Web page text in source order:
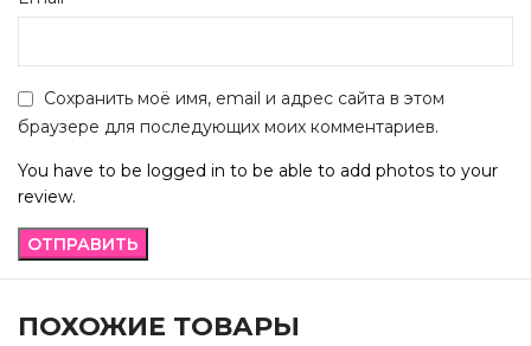
Сохранить моё имя, email и адрес сайта в этом
браузере для последующих моих комментариев.
You have to be logged in to be able to add photos to your
review.
ПОХОЖИЕ ТОВАРЫ